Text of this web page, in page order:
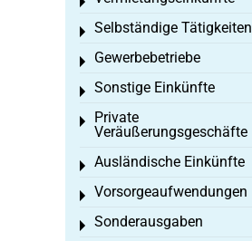
Selbständige Tätigkeiten
Toggle menu
Gewerbebetriebe
Toggle menu
Sonstige Einkünfte
Toggle menu
Private
Veräußerungsgeschäfte
Toggle menu
Ausländische Einkünfte
Toggle menu
Vorsorgeaufwendungen
Toggle menu
Sonderausgaben
Toggle menu